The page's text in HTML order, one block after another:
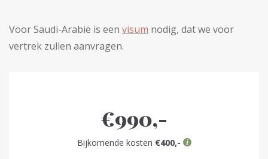
Voor Saudi-Arabië is een visum nodig, dat we voor
vertrek zullen aanvragen.
€990,-
Bijkomende kosten €400,-